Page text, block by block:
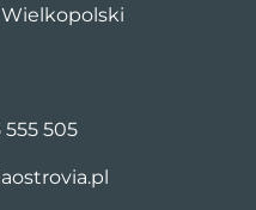
555 505